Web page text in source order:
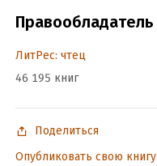
Правообладатель
ЛитРес: чтец
46 195 книг
Поделиться
Опубликовать свою книгу